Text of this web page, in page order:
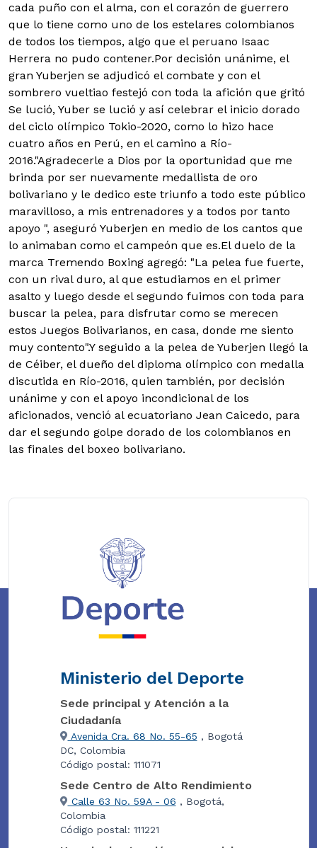
cada puño con el alma, con el corazón de guerrero
que lo tiene como uno de los estelares colombianos
de todos los tiempos, algo que el peruano Isaac
Herrera no pudo contener.Por decisión unánime, el
gran Yuberjen se adjudicó el combate y con el
sombrero vueltiao festejó con toda la afición que gritó
Se lució, Yuber se lució y así celebrar el inicio dorado
del ciclo olímpico Tokio-2020, como lo hizo hace
cuatro años en Perú, en el camino a Río-
2016."Agradecerle a Dios por la oportunidad que me
brinda por ser nuevamente medallista de oro
bolivariano y le dedico este triunfo a todo este público
maravilloso, a mis entrenadores y a todos por tanto
apoyo ", aseguró Yuberjen en medio de los cantos que
lo animaban como el campeón que es.El duelo de la
marca Tremendo Boxing agregó: "La pelea fue fuerte,
con un rival duro, al que estudiamos en el primer
asalto y luego desde el segundo fuimos con toda para
buscar la pelea, para disfrutar como se merecen
estos Juegos Bolivarianos, en casa, donde me siento
muy contento".Y seguido a la pelea de Yuberjen llegó la
de Céiber, el dueño del diploma olímpico con medalla
discutida en Río-2016, quien también, por decisión
unánime y con el apoyo incondicional de los
aficionados, venció al ecuatoriano Jean Caicedo, para
dar el segundo golpe dorado de los colombianos en
las finales del boxeo bolivariano.
Ministerio del Deporte
Sede principal y Atención a la
Ciudadanía
Avenida Cra. 68 No. 55-65 , Bogotá
DC, Colombia
Código postal: 111071
Sede Centro de Alto Rendimiento
Calle 63 No. 59A - 06 , Bogotá,
Colombia
Código postal: 111221